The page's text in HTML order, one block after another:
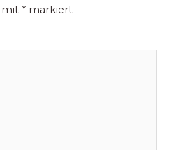
mit * markiert